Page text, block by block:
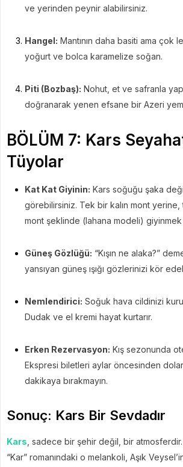
ve yerinden peynir alabilirsiniz.
Hangel: Mantının daha basiti ama çok
yoğurt ve bolca karamelize soğan.
Piti (Bozbaş): Nohut, et ve safranla
doğranarak yenen efsane bir Azeri
BÖLÜM 7: Kars
Tüyolar
Kat Kat Giyinin: Kars soğuğu şaka
görebilirsiniz. Tek bir kalın mont
mont şeklinde (lahana modeli) giyinmek
Güneş Gözlüğü: “Kışın ne alaka?”
yansıyan güneş ışığı gözlerinizi kör
Nemlendirici: Soğuk hava cildinizi
Dudak ve el kremi hayat kurtarır.
Erken Rezervasyon: Kış sezonunda
Ekspresi biletleri aylar öncesinden dolar.
dakikaya bırakmayın.
Sonuç: Kars Bir Sevdadır
Kars , sadece bir şehir değil, bir atmosferdir.
“Kar” romanındaki o melankoli, Aşık